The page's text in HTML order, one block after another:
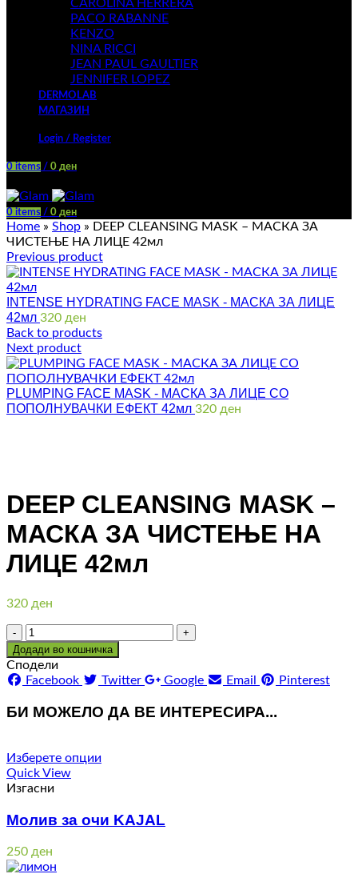
CAROLINA HERRERA
PACO RABANNE
KENZO
NINA RICCI
JEAN PAUL GAULTIER
JENNIFER LOPEZ
DERMOLAB
МАГАЗИН
Login / Register
0 items / 0 ден
0 items / 0 ден
Home » Shop » DEEP CLEANSING MASK – МАСКА ЗА
ЧИСТЕЊЕ НА ЛИЦЕ 42мл
Previous product
INTENSE HYDRATING FACE MASK - МАСКА ЗА ЛИЦЕ
42мл 320 ден
Back to products
Next product
PLUMPING FACE MASK - МАСКА ЗА ЛИЦЕ СО
ПОПОЛНУВАЧКИ ЕФЕКТ 42мл 320 ден
DEEP CLEANSING MASK –
МАСКА ЗА ЧИСТЕЊЕ НА
ЛИЦЕ 42мл
320 ден
Количина
Додади во кошничка
Сподели
Facebook
Twitter Google Email Pinterest
БИ МОЖЕЛО ДА ВЕ ИНТЕРЕСИРА...
Изберете опции
Quick View
Изгасни
Молив за очи KAJAL
250 ден